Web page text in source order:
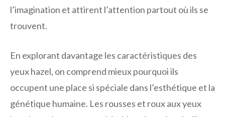
l’imagination et attirent l’attention partout où ils se
trouvent.
En explorant davantage les caractéristiques des
yeux hazel, on comprend mieux pourquoi ils
occupent une place si spéciale dans l’esthétique et la
génétique humaine. Les rousses et roux aux yeux